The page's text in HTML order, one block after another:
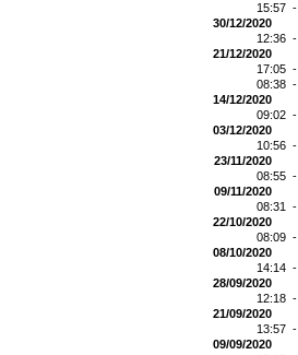
15:57 -
30/12/2020
12:36 -
21/12/2020
17:05 -
08:38 -
14/12/2020
09:02 -
03/12/2020
10:56 -
23/11/2020
08:55 -
09/11/2020
08:31 -
22/10/2020
08:09 -
08/10/2020
14:14 -
28/09/2020
12:18 -
21/09/2020
13:57 -
09/09/2020